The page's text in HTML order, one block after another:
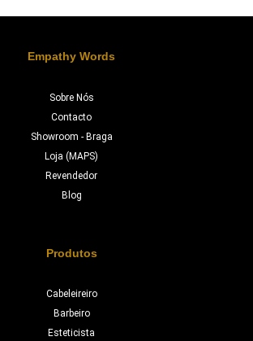
Empathy Words
Sobre Nós
Contacto
Showroom - Braga
Loja (MAPS)
Revendedor
Blog
Produtos
Cabeleireiro
Barbeiro
Esteticista